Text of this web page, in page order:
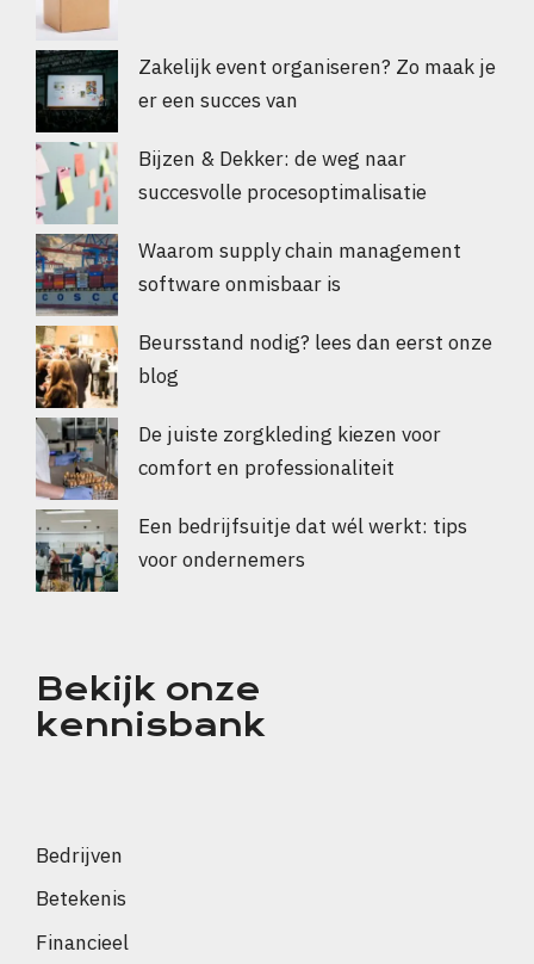
Zakelijk event organiseren? Zo maak je
er een succes van
Bijzen & Dekker: de weg naar
succesvolle procesoptimalisatie
Waarom supply chain management
software onmisbaar is
Beursstand nodig? lees dan eerst onze
blog
De juiste zorgkleding kiezen voor
comfort en professionaliteit
Een bedrijfsuitje dat wél werkt: tips
voor ondernemers
Bekijk onze
kennisbank
Bedrijven
Betekenis
Financieel